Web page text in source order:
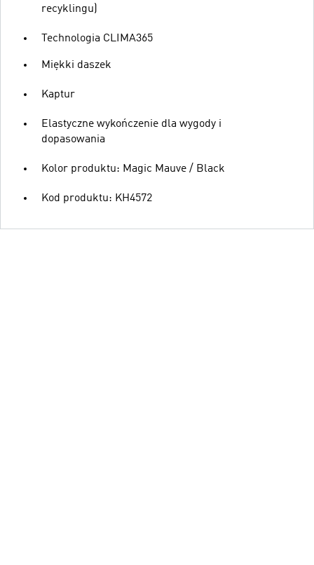
recyklingu)
Technologia CLIMA365
Miękki daszek
Kaptur
Elastyczne wykończenie dla wygody i
dopasowania
Kolor produktu: Magic Mauve / Black
Kod produktu: KH4572